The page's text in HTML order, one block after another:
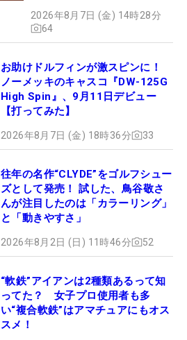
ュー
2026年8月7日 (金) 14時28分
64
お助けドルフィンが激スピンに！
ノーメッキのキャスコ『DW-125G
High Spin』、9月11日デビュー
【打ってみた】
2026年8月7日 (金) 18時36分 33
往年の名作“CLYDE”をゴルフシュー
ズとして発売！ 試した、鳥谷敬さ
んが注目したのは「カラーリング」
と「動きやすさ」
2026年8月2日 (日) 11時46分 52
“軟鉄”アイアンは2種類あるって知
ってた？ 女子プロ使用者も多
い“複合軟鉄”はアマチュアにもオス
スメ！